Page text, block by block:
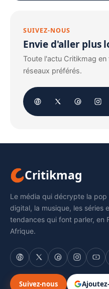
SUIVEZ-NOUS
Envie d'aller plus
Toute l'actu Critikmag
réseaux préférés.
Critikmag
Le média qui décrypte la pop
digital, la musique, les séries
tendances qui font parler, en
Afrique.
Suivez-nous